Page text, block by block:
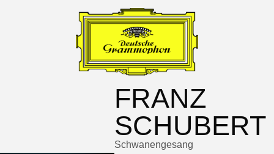
FRANZ
SCHUBERT
Schwanengesang